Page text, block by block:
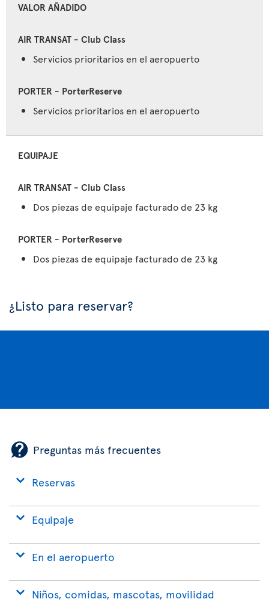
VALOR AÑADIDO
Servicios prioritarios en el aeropuerto
Servicios prioritarios en el aeropuerto
EQUIPAJE
Dos piezas de equipaje facturado de 23 kg
Dos piezas de equipaje facturado de 23 kg
¿Listo para reservar?
Preguntas más frecuentes
Reservas
Equipaje
En el aeropuerto
Niños, comidas, mascotas, movilidad